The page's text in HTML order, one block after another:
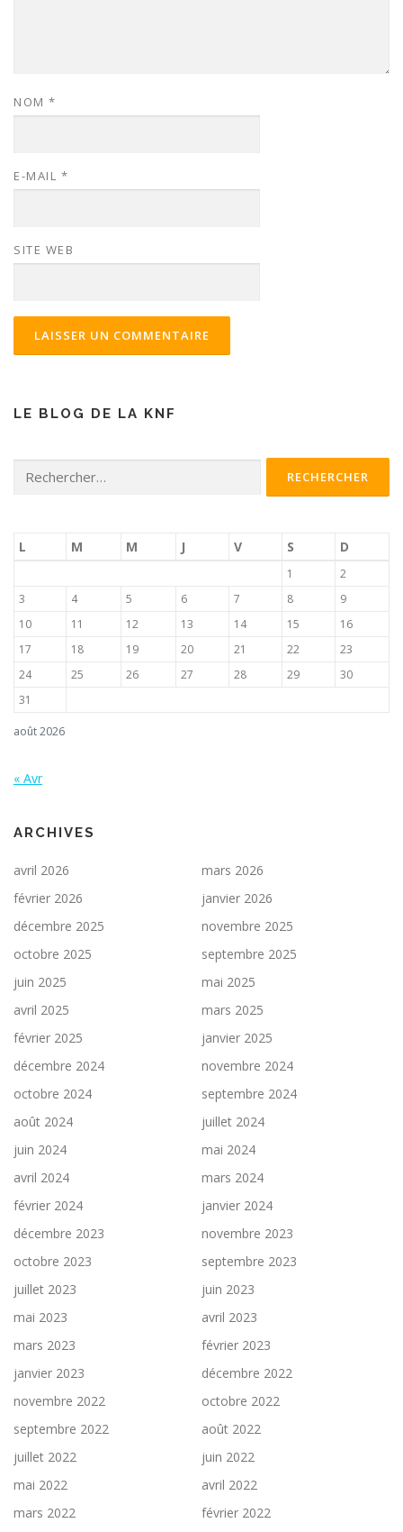
NOM *
E-MAIL *
SITE WEB
LE BLOG DE LA KNF
août 2026
L M M J V S D
1
2
3
4 5 6 7 8
9
10
11 12 13 14 15
16
17
18 19 20 21 22
23
24
25 26 27 28 29
30
31
« Avr
ARCHIVES
avril 2026
mars 2026
février 2026
janvier 2026
décembre 2025
novembre 2025
octobre 2025
septembre 2025
juin 2025
mai 2025
avril 2025
mars 2025
février 2025
janvier 2025
décembre 2024
novembre 2024
octobre 2024
septembre 2024
août 2024
juillet 2024
juin 2024
mai 2024
avril 2024
mars 2024
février 2024
janvier 2024
décembre 2023
novembre 2023
octobre 2023
septembre 2023
juillet 2023
juin 2023
mai 2023
avril 2023
mars 2023
février 2023
janvier 2023
décembre 2022
novembre 2022
octobre 2022
septembre 2022
août 2022
juillet 2022
juin 2022
mai 2022
avril 2022
mars 2022
février 2022